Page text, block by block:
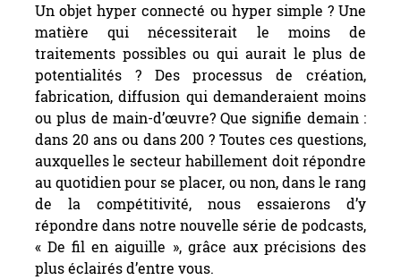
Un objet hyper connecté ou hyper simple ? Une
matière qui nécessiterait le moins de
traitements possibles ou qui aurait le plus de
potentialités ? Des processus de création,
fabrication, diffusion qui demanderaient moins
ou plus de main-d’œuvre? Que signifie demain :
dans 20 ans ou dans 200 ? Toutes ces questions,
auxquelles le secteur habillement doit répondre
au quotidien pour se placer, ou non, dans le rang
de la compétitivité, nous essaierons d’y
répondre dans notre nouvelle série de podcasts,
« De fil en aiguille », grâce aux précisions des
plus éclairés d’entre vous.